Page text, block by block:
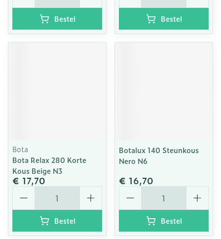
Bestel Bestel
Bota
Bota Relax 280 Korte
Kous Beige N3
€ 17,70
Aantal
Bestel
Botalux 140 Steunkous
Nero N6
€ 16,70
Aantal
Bestel